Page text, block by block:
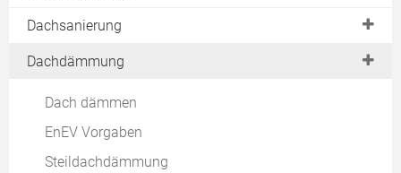
Dachsanierung
Dachstuhl
Dachdämmung
Dach dämmen
EnEV Vorgaben
Steildachdämmung